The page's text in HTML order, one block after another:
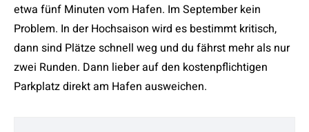
etwa fünf Minuten vom Hafen. Im September kein
Problem. In der Hochsaison wird es bestimmt kritisch,
dann sind Plätze schnell weg und du fährst mehr als nur
zwei Runden. Dann lieber auf den kostenpflichtigen
Parkplatz direkt am Hafen ausweichen.